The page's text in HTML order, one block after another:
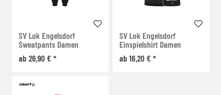
SV Lok Engelsdorf
Sweatpants Damen
ab 26,90 € *
SV Lok Engelsdorf
Einspielshirt Damen
ab 16,20 € *